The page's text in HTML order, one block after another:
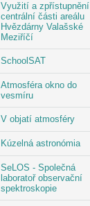
Využití a zpřístupnění
centrální části areálu
Hvězdárny Valašské
Meziříčí
SchoolSAT
Atmosféra okno do
vesmíru
V objatí atmosféry
Kúzelná astronómia
SeLOS - Společná
laboratoř observační
spektroskopie